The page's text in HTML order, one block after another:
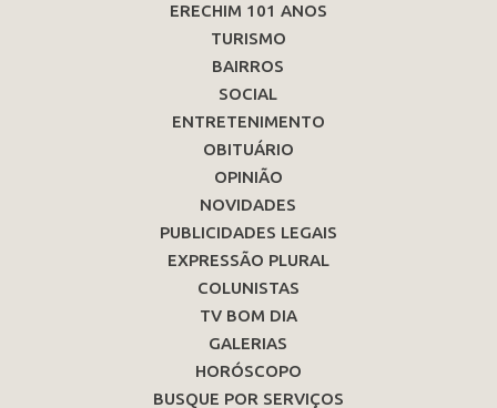
ERECHIM 101 ANOS
TURISMO
BAIRROS
SOCIAL
ENTRETENIMENTO
OBITUÁRIO
OPINIÃO
NOVIDADES
PUBLICIDADES LEGAIS
EXPRESSÃO PLURAL
COLUNISTAS
TV BOM DIA
GALERIAS
HORÓSCOPO
BUSQUE POR SERVIÇOS